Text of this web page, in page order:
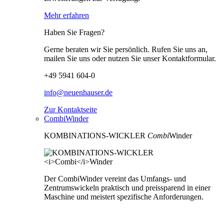
Mehr erfahren
Haben Sie Fragen?
Gerne beraten wir Sie persönlich. Rufen Sie uns an,
mailen Sie uns oder nutzen Sie unser Kontaktformular.
+49 5941 604-0
info@neuenhauser.de
Zur Kontaktseite
CombiWinder
KOMBINATIONS-WICKLER CombiWinder
Der CombiWinder vereint das Umfangs- und
Zentrumswickeln praktisch und preissparend in einer
Maschine und meistert spezifische Anforderungen.